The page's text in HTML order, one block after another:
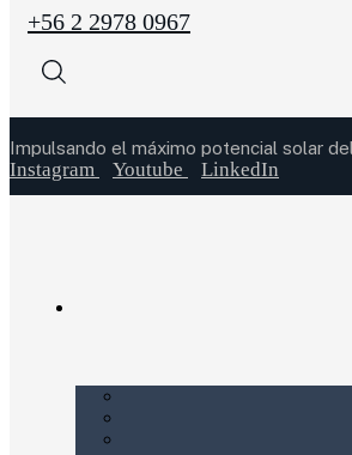
+56 2 2978 0967
Impulsando el máximo potencial solar
Instagram Youtube LinkedIn